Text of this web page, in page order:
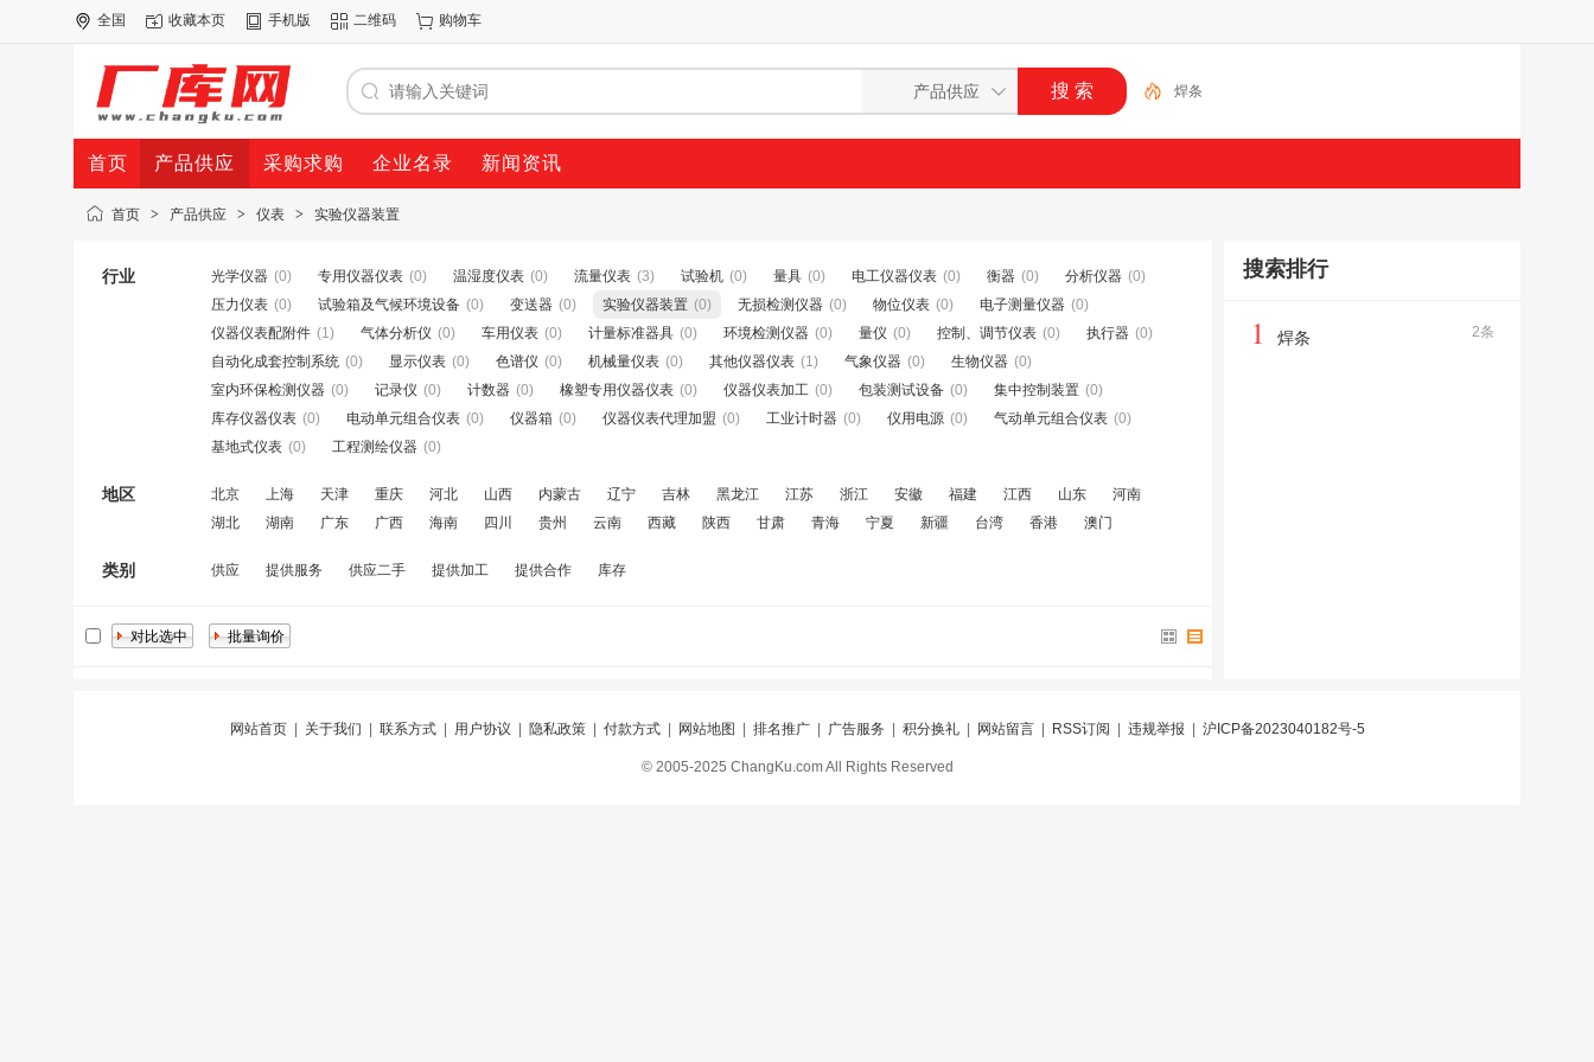
全国 收藏本页 手机版 二维码 购物车
焊条
首页 产品供应 采购求购 企业名录 新闻资讯
首页 > 产品供应 > 仪表 > 实验仪器装置
行业 光学仪器 (0) 专用仪器仪表 (0) 温湿度仪表 (0) 流量仪表 (3) 试验机 (0) 量具 (0) 电工仪器仪表 (0) 衡器 (0) 分析仪器 (0)
压力仪表 (0) 试验箱及气候环境设备 (0) 变送器 (0) 实验仪器装置 (0) 无损检测仪器 (0) 物位仪表 (0) 电子测量仪器 (0)
仪器仪表配附件 (1) 气体分析仪 (0) 车用仪表 (0) 计量标准器具 (0) 环境检测仪器 (0) 量仪 (0) 控制、调节仪表 (0) 执行器 (0)
自动化成套控制系统 (0) 显示仪表 (0) 色谱仪 (0) 机械量仪表 (0) 其他仪器仪表 (1) 气象仪器 (0) 生物仪器 (0)
室内环保检测仪器 (0) 记录仪 (0) 计数器 (0) 橡塑专用仪器仪表 (0) 仪器仪表加工 (0) 包装测试设备 (0) 集中控制装置 (0)
库存仪器仪表 (0) 电动单元组合仪表 (0) 仪器箱 (0) 仪器仪表代理加盟 (0) 工业计时器 (0) 仪用电源 (0) 气动单元组合仪表 (0)
基地式仪表 (0) 工程测绘仪器 (0)
地区 北京 上海 天津 重庆 河北 山西 内蒙古 辽宁 吉林 黑龙江 江苏 浙江 安徽 福建 江西 山东
河南
湖北
湖南 广东 广西 海南 四川 贵州 云南 西藏 陕西 甘肃 青海 宁夏 新疆 台湾 香港 澳门
类别 供应 提供服务 供应二手 提供加工 提供合作 库存
搜索排行
2条
1 焊条
网站首页| 关于我们 联系方式| 用户协议 隐私政策| 付款方式| 网站地图 排名推广| 广告服务 积分换礼| 网站留言| RSS订阅 违规举报 沪ICP备2023040182号-5
© 2005-2025 ChangKu.com All Rights Reserved